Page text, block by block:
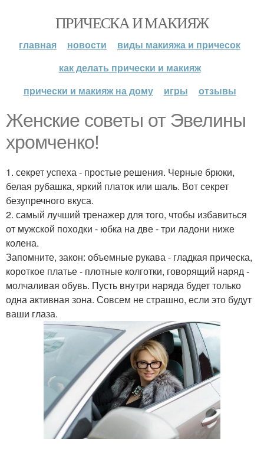
ПРИЧЕСКА И МАКИЯЖ
главная новости
виды макияжа и причесок
как делать прически и макияж
прически и макияж на дому
игры отзывы
Женские советы от Эвелины
хромченко!
1. секрет успеха - простые решения. Черные брюки,
белая рубашка, яркий платок или шаль. Вот секрет
безупречного вкуса.
2. самый лучший тренажер для того, чтобы избавиться
от мужской походки - юбка на две - три ладони ниже
колена.
Запомните, закон: объемные рукава - гладкая прическа,
короткое платье - плотные колготки, говорящий наряд -
молчаливая обувь. Пусть внутри наряда будет только
одна активная зона. Совсем не страшно, если это будут
ваши глаза.